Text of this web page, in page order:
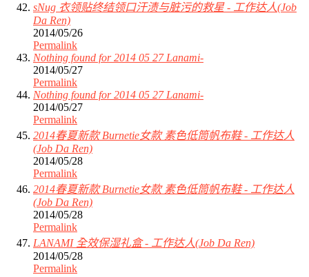
sNug 衣领贴终结领口汗渍与脏污的救星 - 工作达人(Job
Da Ren)
2014/05/26
Permalink
Nothing found for 2014 05 27 Lanami-
2014/05/27
Permalink
Nothing found for 2014 05 27 Lanami-
2014/05/27
Permalink
2014春夏新款 Burnetie女款 素色低筒帆布鞋 - 工作达人
(Job Da Ren)
2014/05/28
Permalink
2014春夏新款 Burnetie女款 素色低筒帆布鞋 - 工作达人
(Job Da Ren)
2014/05/28
Permalink
LANAMI 全效保湿礼盒 - 工作达人(Job Da Ren)
2014/05/28
Permalink